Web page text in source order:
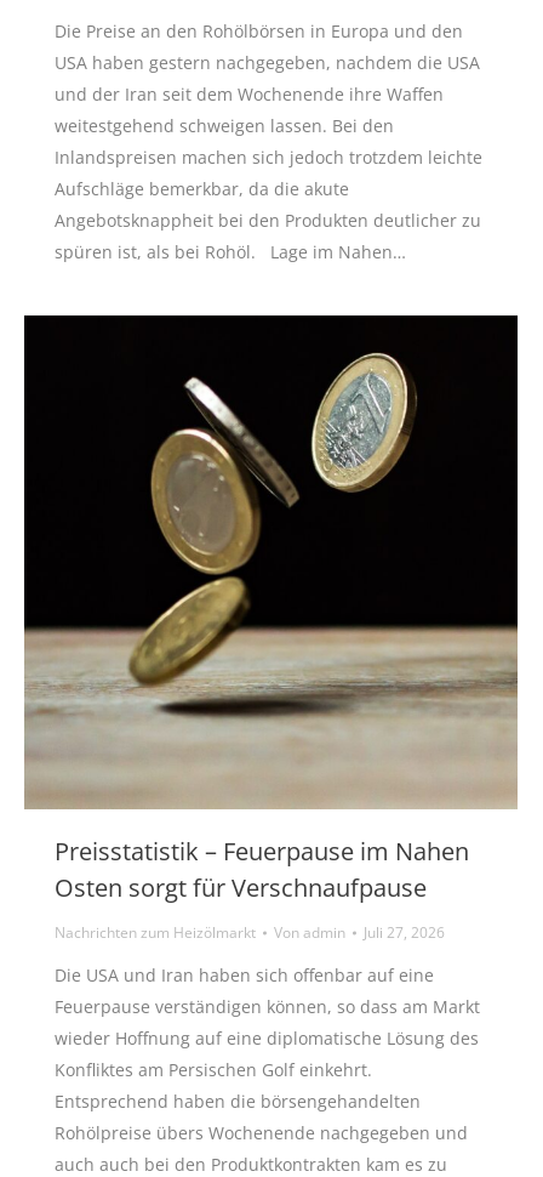
Die Preise an den Rohölbörsen in Europa und den
USA haben gestern nachgegeben, nachdem die USA
und der Iran seit dem Wochenende ihre Waffen
weitestgehend schweigen lassen. Bei den
Inlandspreisen machen sich jedoch trotzdem leichte
Aufschläge bemerkbar, da die akute
Angebotsknappheit bei den Produkten deutlicher zu
spüren ist, als bei Rohöl. Lage im Nahen…
Preisstatistik – Feuerpause im Nahen
Osten sorgt für Verschnaufpause
Nachrichten zum Heizölmarkt Vonadmin Juli 27, 2026
Die USA und Iran haben sich offenbar auf eine
Feuerpause verständigen können, so dass am Markt
wieder Hoffnung auf eine diplomatische Lösung des
Konfliktes am Persischen Golf einkehrt.
Entsprechend haben die börsengehandelten
Rohölpreise übers Wochenende nachgegeben und
auch auch bei den Produktkontrakten kam es zu